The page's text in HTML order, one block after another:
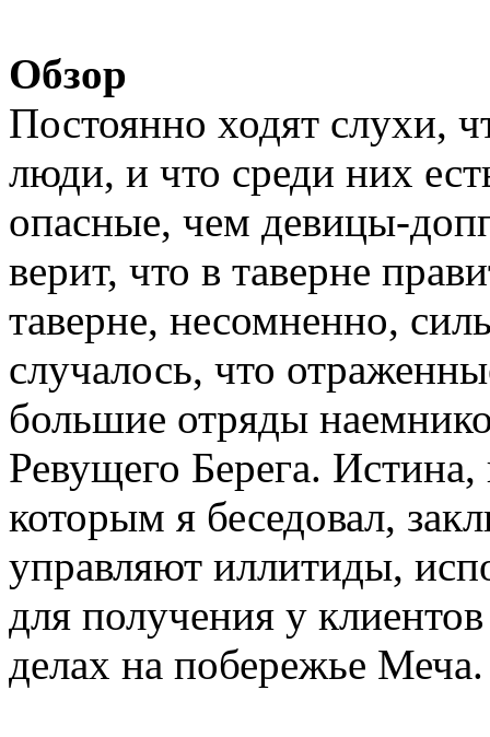
Обзор
Постоянно ходят слухи,
люди, и что среди них
опасные, чем девицы-
верит, что в таверне
таверне, несомненно,
случалось, что
большие отряды
Ревущего Берега.
которым я беседовал,
управляют иллитиды,
для получения у
делах на побережье Меча.